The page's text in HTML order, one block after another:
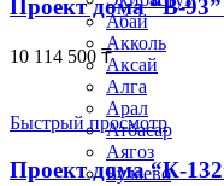
Абай
Акколь
Аксай
Алга
Арал
Атбасар
Аягоз
Булаево
Проект дома “В-
10 114 500 ₸
Быстрый просмотр
Проект дома “К-